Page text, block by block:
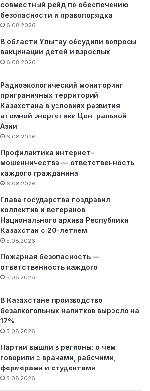
совместный рейд по обеспечению
безопасности и правопорядка
6.08.2026
В области Ұлытау обсудили вопросы
вакцинации детей и взрослых
6.08.2026
Радиоэкологический мониторинг
приграничных территорий
Казахстана в условиях развития
атомной энергетики Центральной
Азии
6.08.2026
Профилактика интернет-
мошенничества — ответственность
каждого гражданина
6.08.2026
Глава государства поздравил
коллектив и ветеранов
Национального архива Республики
Казахстан с 20-летием
5.08.2026
Пожарная безопасность —
ответственность каждого
5.08.2026
В Казахстане производство
безалкогольных напитков выросло на
17%
5.08.2026
Партии вышли в регионы: о чем
говорили с врачами, рабочими,
фермерами и студентами
5.08.2026